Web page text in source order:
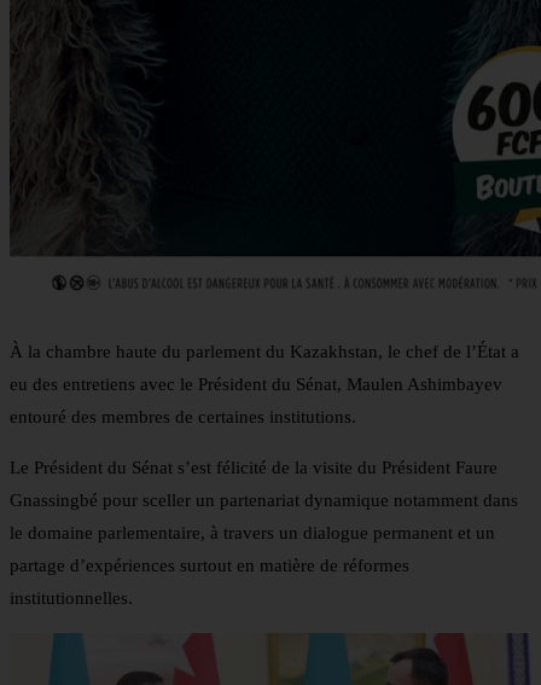
À la chambre haute du parlement du Kazakhstan, le chef de l’État a
eu des entretiens avec le Président du Sénat, Maulen Ashimbayev
entouré des membres de certaines institutions.
Le Président du Sénat s’est félicité de la visite du Président Faure
Gnassingbé pour sceller un partenariat dynamique notamment dans
le domaine parlementaire, à travers un dialogue permanent et un
partage d’expériences surtout en matière de réformes
institutionnelles.